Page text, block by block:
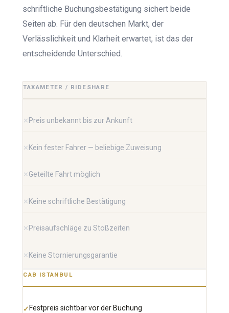
schriftliche Buchungsbestätigung sichert beide
Seiten ab. Für den deutschen Markt, der
Verlässlichkeit und Klarheit erwartet, ist das der
entscheidende Unterschied.
TAXAMETER / RIDESHARE
Preis unbekannt bis zur Ankunft
Kein fester Fahrer — beliebige Zuweisung
Geteilte Fahrt möglich
Keine schriftliche Bestätigung
Preisaufschläge zu Stoßzeiten
Keine Stornierungsgarantie
CAB ISTANBUL
Festpreis sichtbar vor der Buchung